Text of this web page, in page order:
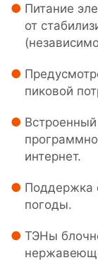
Питание
от
пиковой
интернет.
Поддержка
погоды.
ТЭНы